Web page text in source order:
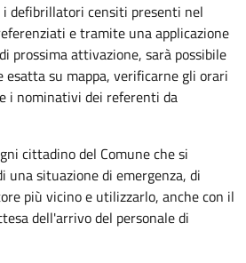
defibrillatori censiti presenti nel
e tramite una applicazione
prossima attivazione, sarà possibile
esatta su mappa, verificarne gli orari
i nominativi dei referenti da
cittadino del Comune che si
una situazione di emergenza, di
più vicino e utilizzarlo, anche con il
dell'arrivo del personale di